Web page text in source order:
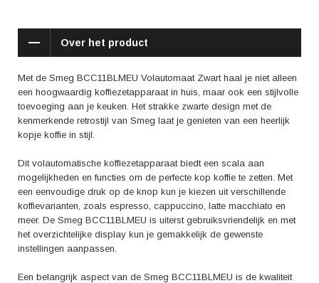
De Smeg BCC11BLMEU Volautomaat Zwart is niet alleen geliefd om
zijn functionaliteit, maar ook om de positieve ervaringen van gebruikers.
Verschillende reviews benadrukken de gebruiksvriendelijkheid en de
goede kwaliteit van de koffie. Gebruikers waarderen ook het stijlvolle
design en de duurzame constructie van het apparaat.
Laat je verwennen door de Smeg BCC11BLMEU Volautomaat Zwart en
geniet elke dag van heerlijke koffie met een vleugje luxe. Een perfecte
aanvulling voor koffieliefhebbers die houden van kwaliteit, gemak en
stijl!
Over het product
Met de Smeg BCC11BLMEU Volautomaat Zwart haal je niet alleen
een hoogwaardig koffiezetapparaat in huis, maar ook een stijlvolle
toevoeging aan je keuken. Het strakke zwarte design met de
kenmerkende retrostijl van Smeg laat je genieten van een heerlijk
kopje koffie in stijl.
Dit volautomatische koffiezetapparaat biedt een scala aan
mogelijkheden en functies om de perfecte kop koffie te zetten. Met
een eenvoudige druk op de knop kun je kiezen uit verschillende
koffievarianten, zoals espresso, cappuccino, latte macchiato en
meer. De Smeg BCC11BLMEU is uiterst gebruiksvriendelijk en met
het overzichtelijke display kun je gemakkelijk de gewenste
instellingen aanpassen.
Een belangrijk aspect van de Smeg BCC11BLMEU is de kwaliteit